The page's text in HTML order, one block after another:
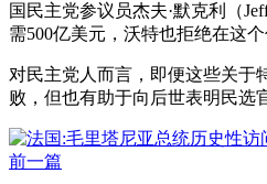
国民主党参议员杰夫·默克利（
需500亿美元，沃特也拒绝在这
对民主党人而言，即便这些关于
败，但也有助于向后世表明民选
前一篇